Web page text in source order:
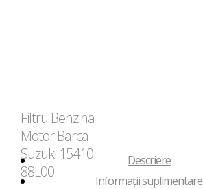
Filtru Benzina
Motor Barca
Suzuki 15410-
88L00
Descriere
Informații suplimentare